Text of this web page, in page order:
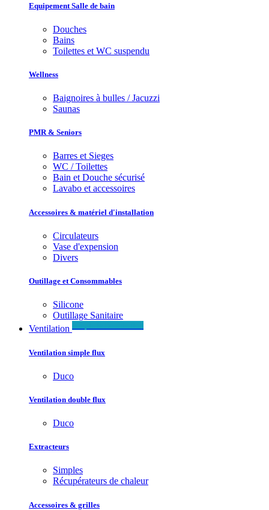
Equipement Salle de bain
Douches
Bains
Toilettes et WC suspendu
Wellness
Baignoires à bulles / Jacuzzi
Saunas
PMR & Seniors
Barres et Sieges
WC / Toilettes
Bain et Douche sécurisé
Lavabo et accessoires
Accessoires & matériel d'installation
Circulateurs
Vase d'expension
Divers
Outillage et Consommables
Silicone
Outillage Sanitaire
Ventilation
Ventilation simple flux
Duco
Ventilation double flux
Duco
Extracteurs
Simples
Récupérateurs de chaleur
Accessoires & grilles